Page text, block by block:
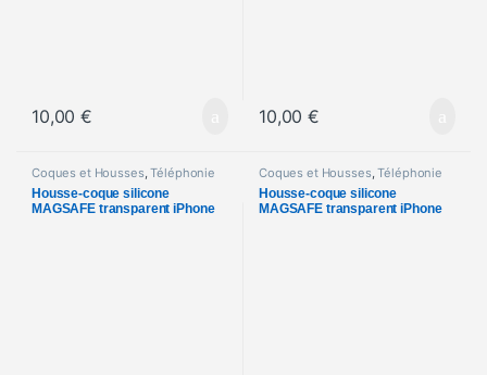
10,00€ 10,00€
Coques et Housses,Téléphonie
Housse-coque silicone
MAGSAFE transparent iPhone
Coques et Housses,Téléphonie
Housse-coque silicone
MAGSAFE transparent iPhone